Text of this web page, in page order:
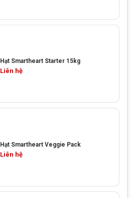
Hạt Smartheart Starter 15kg
Liên hệ
Hạt Smartheart Veggie Pack
Liên hệ